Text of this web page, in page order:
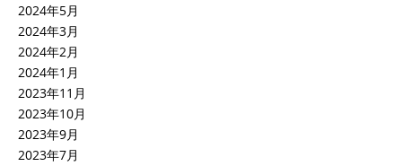
2024年5月
2024年3月
2024年2月
2024年1月
2023年11月
2023年10月
2023年9月
2023年7月